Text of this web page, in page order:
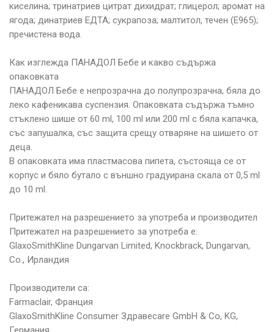
киселина; тринатриев цитрат дихидрат; глицерол; аромат на
ягода; динатриев ЕДТА; сукрапоза; малтитол, течен (Е965);
пречистена вода.
Как изглежда ПАНАДОЛ Бебе и какво съдържа
опаковката
ПАНАДОЛ Бебе е непрозрачна до полупрозрачна, бяла до
леко кафеникава суспензия. Опаковката съдържа тъмно
стъклено шише от 60 ml, 100 ml или 200 ml с бяла капачка,
със запушалка, със защита срещу отваряне на шишето от
деца.
В опаковката има пластмасова пипета, състояща се от
корпус и бяло бутало с външно градуирана скала от 0,5 ml
до 10 ml.
Притежател на разрешението за употреба и производител
Притежател на разрешението за употреба е:
GlaxoSmithKline Dungarvan Limited, Knockbrack, Dungarvan,
Co., Ирландия
Производители са:
Farmaclair, Франция
GlaxoSmithKline Consumer Здравеcare GmbH & Co, KG,